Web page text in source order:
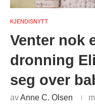
KJENDISNYTT
Venter nok
dronning
seg over
avAnne C. Olsen